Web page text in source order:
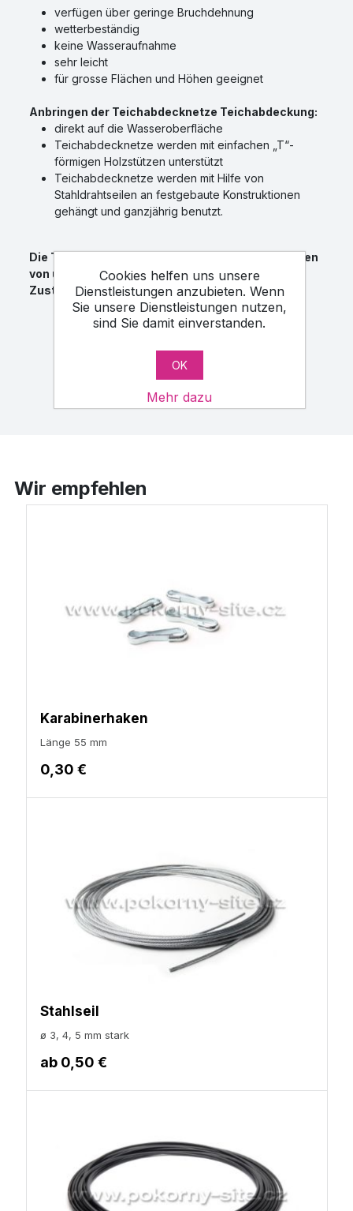
Cookies helfen uns unsere
Dienstleistungen anzubieten. Wenn
Sie unsere Dienstleistungen nutzen,
sind Sie damit einverstanden.
OK
Mehr dazu
verfügen über geringe Bruchdehnung
wetterbeständig
keine Wasseraufnahme
sehr leicht
für grosse Flächen und Höhen geeignet
Anbringen der Teichabdecknetze Teichabdeckung:
direkt auf die Wasseroberfläche
Teichabdecknetze werden mit einfachen „T“-
förmigen Holzstützen unterstützt
Teichabdecknetze werden mit Hilfe von
Stahldrahtseilen an festgebaute Konstruktionen
gehängt und ganzjährig benutzt.
Die Transportkosten für Teichabdecknetze werden
von uns individuell kalkuliert und erst nach
Zustimmung des Kunden abgesendet.
Wir empfehlen
Karabinerhaken
Länge 55 mm
0,30 €
Stahlseil
ø 3, 4, 5 mm stark
ab 0,50 €